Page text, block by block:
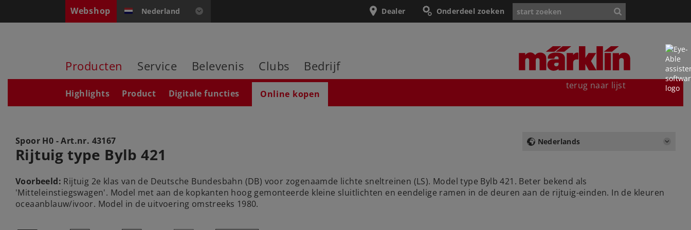
Webshop Nederland Onderdeel zoeken
Dealer
Producten Service Belevenis Clubs Bedrijf
Highlights Product Digitale functies Online kopen
terug naar lijst
Nederlands
Spoor H0 - Art.nr. 43167
Rijtuig type Bylb 421
Voorbeeld: Rijtuig 2e klas van de Deutsche Bundesbahn (DB) voor zogenaamde lichte sneltreinen (LS). Model type Bylb 421. Beter bekend als
'Mitteleinstiegswagen'. Model met aan de kopkanten hoog gemonteerde kleine sluitlichten en eendelige ramen in de deuren aan de rijtuig-einden. In de kleuren
oceaanblauw/ivoor. Model in de uitvoering omstreeks 1980.